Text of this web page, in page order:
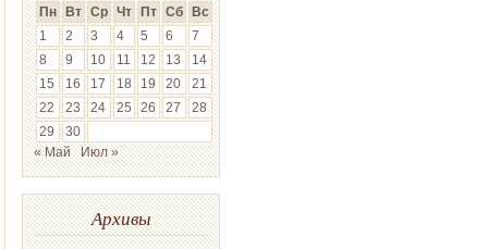
Пн Вт Ср Чт Пт Сб Вс
1
2 3 4 5 6
7
8
9 10 11 12 13
14
15
16 17 18 19 20
21
22
23 24 25 26 27
28
29
30
« Май
Июл »
Архивы